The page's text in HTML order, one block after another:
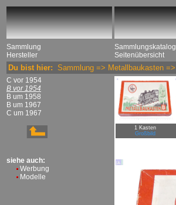
Sammlung
Hersteller
Sammlungskatalog
Seitenübersicht
Du bist hier: Sammlung => Metallbaukasten =>
C vor 1954
B vor 1954
B um 1958
B um 1967
C um 1967
siehe auch:
Werbung
Modelle
1 Kasten
Großbild